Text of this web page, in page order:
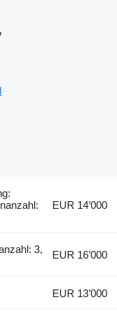
EUR 14’000
3,
EUR 16’000
EUR 13’000